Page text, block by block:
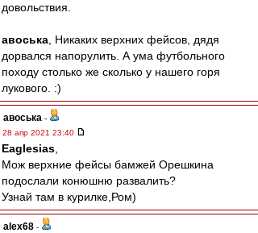
довольствия.
авоська , Никаких верхних фейсов, дядя
дорвался напорулить. А ума футбольного
походу столько же сколько у нашего горя
лукового. :)
авоська -
28 апр 2021 23:40
Eaglesias
Мож верхние фейсы бамжей Орешкина
подослали конюшню развалить?
Узнай там в курилке,Ром)
alex68 -